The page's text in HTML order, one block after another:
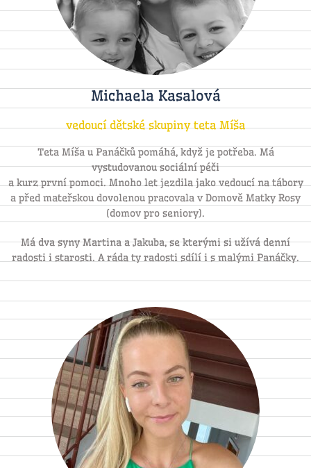
Michaela Kasalová
vedoucí dětské skupiny teta Míša
Teta Míša u Panáčků pomáhá, když je potřeba. Má
vystudovanou sociální péči
a kurz první pomoci. Mnoho let jezdila jako vedoucí na tábory
a před mateřskou dovolenou pracovala v Domově Matky Rosy
(domov pro seniory).
Má dva syny Martina a Jakuba, se kterými si užívá denní
radosti i starosti. A ráda ty radosti sdílí i s malými Panáčky.